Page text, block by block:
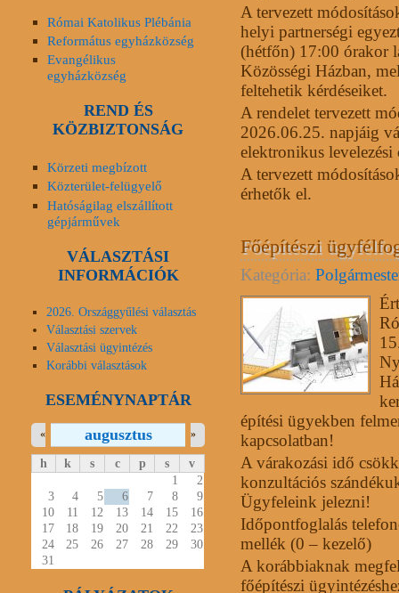
A tervezett
helyi partnerségi
(hétfőn) 17:00 órakor
Közösségi Házban,
feltehetik kérdéseiket.
A rendelet tervezett
2026.06.25. napjáig
elektronikus levelezési
A tervezett
érhetők el.
Főépítészi
Kategória:
építési ügyekben
kapcsolatban!
A várakozási idő
konzultációs
Ügyfeleink jelezni!
Időpontfoglalás
mellék (0 – kezelő)
A korábbiaknak
főépítészi
Római Katolikus Plébánia
Református egyházközség
Evangélikus
egyházközség
REND ÉS
KÖZBIZTONSÁG
Körzeti megbízott
Közterület-felügyelő
Hatóságilag elszállított
gépjárművek
VÁLASZTÁSI
INFORMÁCIÓK
2026. Országgyűlési választás
Választási szervek
Választási ügyintézés
Korábbi választások
ESEMÉNYNAPTÁR
augusztus
« »
h k s c p s
v
1
2
3
4 5 6 7 8
9
10
11 12 13 14 15
16
17
18 19 20 21 22
23
24
25 26 27 28 29
30
31